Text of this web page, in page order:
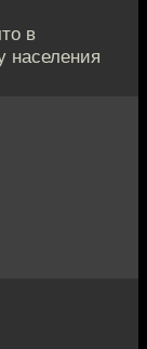
в
населения